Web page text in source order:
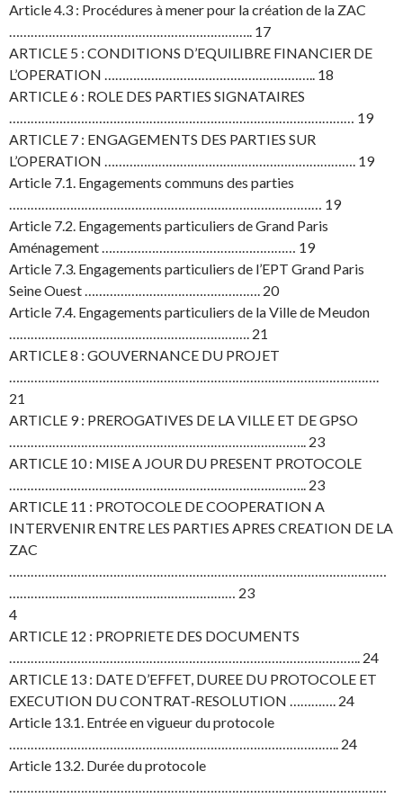
Article 4.3 : Procédures à mener pour la création de la ZAC
………………………………………………………….. 17
ARTICLE 5 : CONDITIONS D’EQUILIBRE FINANCIER DE
L’OPERATION ………………………………………………….. 18
ARTICLE 6 : ROLE DES PARTIES SIGNATAIRES
…………………………………………………………………………………… 19
ARTICLE 7 : ENGAGEMENTS DES PARTIES SUR
L’OPERATION ……………………………………………………………. 19
Article 7.1. Engagements communs des parties
…………………………………………………………………………… 19
Article 7.2. Engagements particuliers de Grand Paris
Aménagement ……………………………………………… 19
Article 7.3. Engagements particuliers de l’EPT Grand Paris
Seine Ouest …………………………………………. 20
Article 7.4. Engagements particuliers de la Ville de Meudon
…………………………………………………………. 21
ARTICLE 8 : GOUVERNANCE DU PROJET
………………………………………………………………………………………….
21
ARTICLE 9 : PREROGATIVES DE LA VILLE ET DE GPSO
……………………………………………………………………….. 23
ARTICLE 10 : MISE A JOUR DU PRESENT PROTOCOLE
……………………………………………………………………….. 23
ARTICLE 11 : PROTOCOLE DE COOPERATION A
INTERVENIR ENTRE LES PARTIES APRES CREATION DE LA
ZAC
……………………………………………………………………………………………
……………………………………………………… 23
4
ARTICLE 12 : PROPRIETE DES DOCUMENTS
…………………………………………………………………………………….. 24
ARTICLE 13 : DATE D’EFFET, DUREE DU PROTOCOLE ET
EXECUTION DU CONTRAT‐RESOLUTION …………. 24
Article 13.1. Entrée en vigueur du protocole
……………………………………………………………………………….. 24
Article 13.2. Durée du protocole
……………………………………………………………………………………………